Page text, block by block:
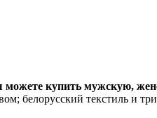
купить мужскую,
белорусский текстиль и